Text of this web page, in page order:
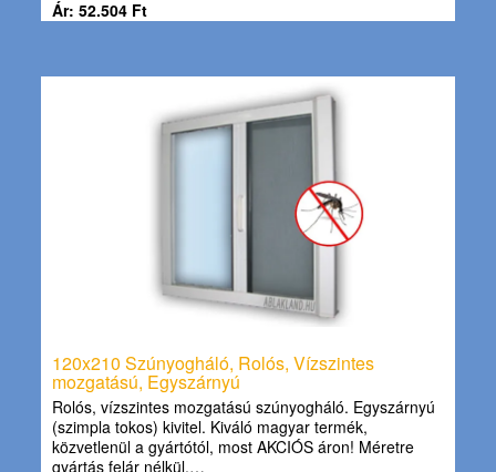
Ár: 52.504 Ft
120x210 Szúnyogháló, Rolós, Vízszintes
mozgatású, Egyszárnyú
Rolós, vízszintes mozgatású szúnyogháló. Egyszárnyú
(szimpla tokos) kivitel. Kiváló magyar termék,
közvetlenül a gyártótól, most AKCIÓS áron! Méretre
gyártás felár nélkül.…